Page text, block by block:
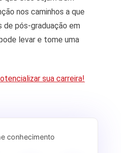
nos caminhos a que
de pós-graduação em
levar e tome uma
sua carreira!
conhecimento